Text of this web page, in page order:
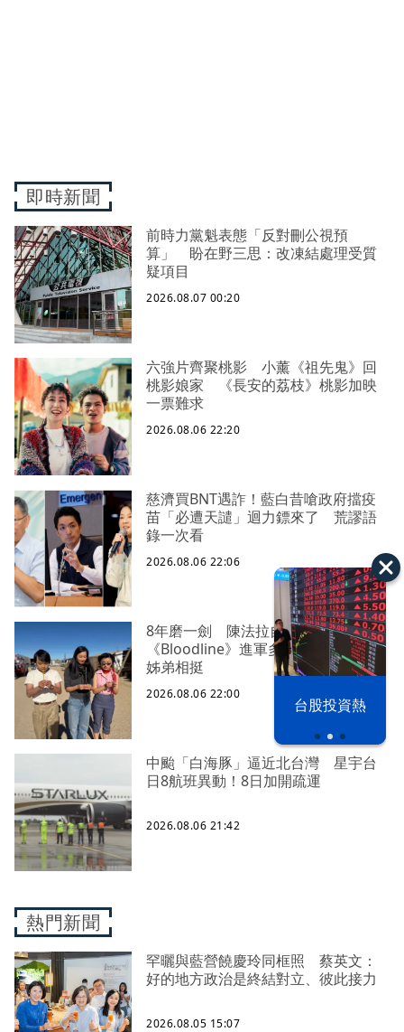
以色列 穹頂
台股投資熱
即時新聞
前時力黨魁表態「反對刪公視預
算」 盼在野三思：改凍結處理受質
疑項目
2026.08.07 00:20
六強片齊聚桃影 小薰《祖先鬼》回
桃影娘家 《長安的荔枝》桃影加映
一票難求
2026.08.06 22:20
慈濟買BNT遇詐！藍白昔嗆政府擋疫
苗「必遭天譴」迴力鏢來了 荒謬語
錄一次看
2026.08.06 22:06
8年磨一劍 陳法拉自編自導
《Bloodline》進軍多倫多 柯林法洛
姊弟相挺
2026.08.06 22:00
中颱「白海豚」逼近北台灣 星宇台
日8航班異動！8日加開疏運
2026.08.06 21:42
熱門新聞
罕曬與藍營饒慶玲同框照 蔡英文：
好的地方政治是終結對立、彼此接力
2026.08.05 15:07